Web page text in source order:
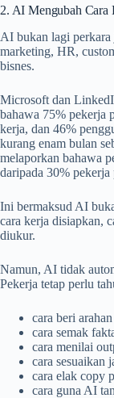
2. AI Mengubah Cara
AI bukan lagi perkara
marketing, HR,
bisnes.
Microsoft dan
bahawa 75% pekerja
kerja, dan 46%
kurang enam bulan
melaporkan bahawa
daripada 30%
Ini bermaksud AI
cara kerja disiapkan,
diukur.
Namun, AI tidak
Pekerja tetap perlu
cara beri
cara semak
cara menilai
cara sesuaikan
cara elak copy
cara guna AI